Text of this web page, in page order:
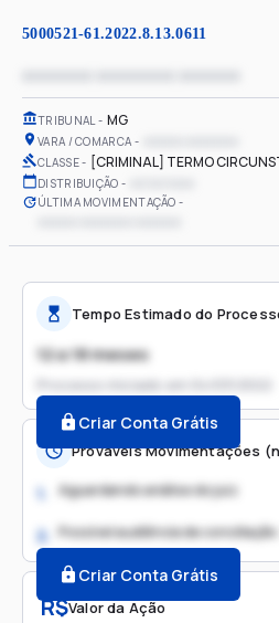
5000521-61.2022.8.13.0611
TRIBUNAL MG
VARA / COMARCA
CLASSE [CRIMINAL] TERMO
DISTRIBUIÇÃO
ÚLTIMA MOVIMENTAÇÃO
R$Valor da Ação
Tempo Estimado do
12 a 18 meses
Processo iniciado em
Criar Conta Grátis
Prováveis Movimentações
1. Aguardando análise do juiz
2. Possível audiência de conciliação
Criar Conta Grátis